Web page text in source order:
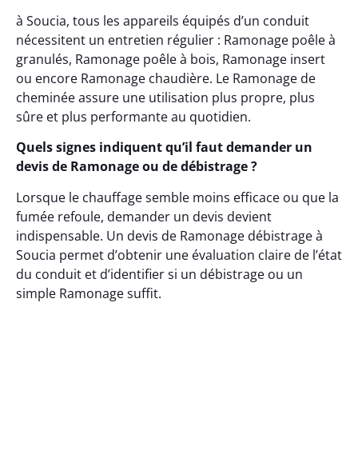
à Soucia, tous les appareils équipés d’un conduit
nécessitent un entretien régulier : Ramonage poêle à
granulés, Ramonage poêle à bois, Ramonage insert
ou encore Ramonage chaudière. Le Ramonage de
cheminée assure une utilisation plus propre, plus
sûre et plus performante au quotidien.
Quels signes indiquent qu’il faut demander un
devis de Ramonage ou de débistrage ?
Lorsque le chauffage semble moins efficace ou que la
fumée refoule, demander un devis devient
indispensable. Un devis de Ramonage débistrage à
Soucia permet d’obtenir une évaluation claire de l’état
du conduit et d’identifier si un débistrage ou un
simple Ramonage suffit.